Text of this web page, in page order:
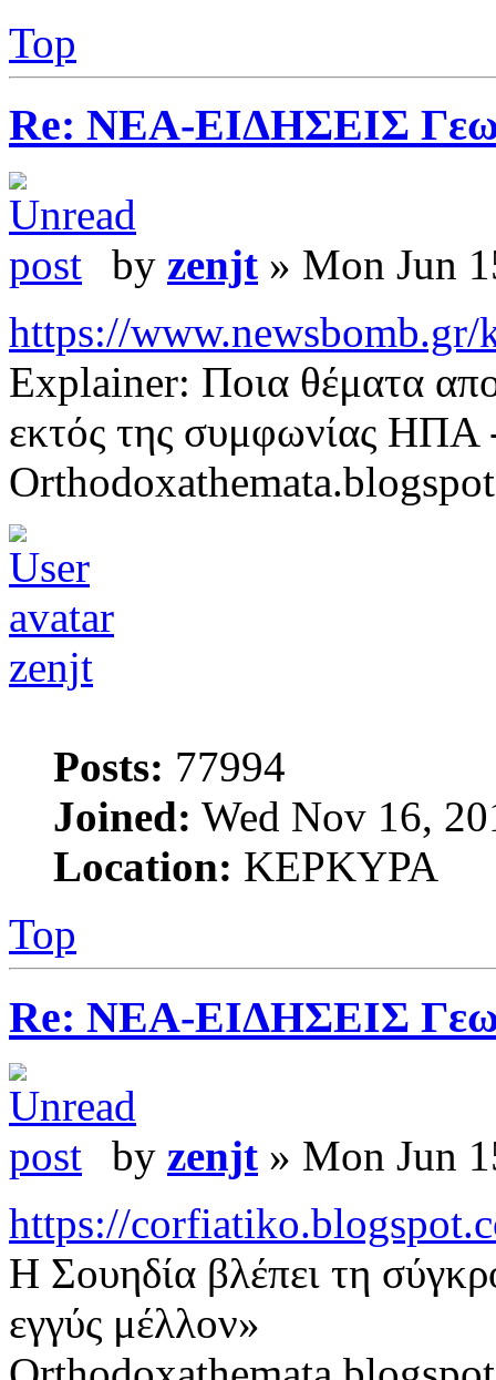
Top
Re: ΝΕΑ-ΕΙΔΗΣΕΙΣ
by zenjt » Mon Jun
https://
Explainer: Ποια θέματα
εκτός της συμφωνίας ΗΠΑ
zenjt
Posts: 77994
Joined: Wed Nov 16,
Location: ΚΕΡΚΥΡΑ
Top
Re: ΝΕΑ-ΕΙΔΗΣΕΙΣ
by zenjt » Mon Jun
https://
Η Σουηδία βλέπει τη
εγγύς μέλλον»